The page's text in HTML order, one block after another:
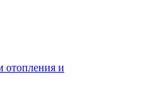
отопления и